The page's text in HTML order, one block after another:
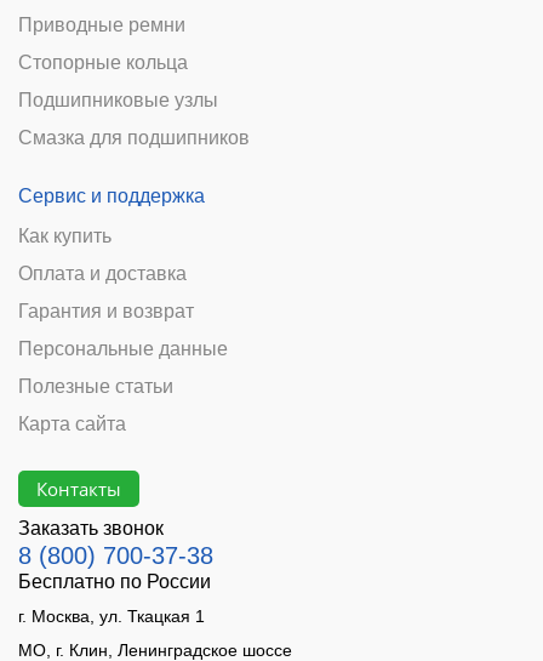
Приводные ремни
Стопорные кольца
Подшипниковые узлы
Смазка для подшипников
Сервис и поддержка
Как купить
Оплата и доставка
Гарантия и возврат
Персональные данные
Полезные статьи
Карта сайта
Контакты
Заказать звонок
8 (800) 700-37-38
Бесплатно по России
г. Москва, ул. Ткацкая 1
МО, г. Клин, Ленинградское шоссе